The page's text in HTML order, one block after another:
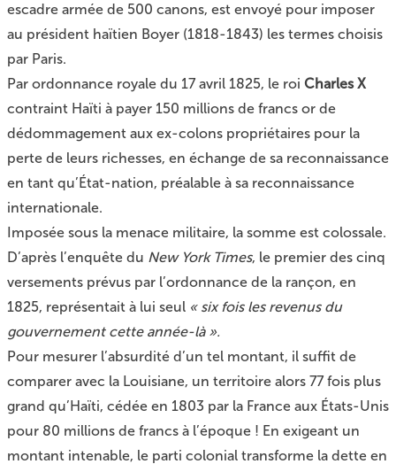
escadre armée de 500 canons, est envoyé pour imposer
au président haïtien Boyer (1818-1843) les termes choisis
par Paris.
Par ordonnance royale du 17 avril 1825, le roi Charles X
contraint Haïti à payer 150 millions de francs or de
dédommagement aux ex-colons propriétaires pour la
perte de leurs richesses, en échange de sa reconnaissance
en tant qu’État-nation, préalable à sa reconnaissance
internationale.
Imposée sous la menace militaire, la somme est colossale.
D’après l’enquête du New York Times, le premier des cinq
versements prévus par l’ordonnance de la rançon, en
1825, représentait à lui seul « six fois les revenus du
gouvernement cette année-là ».
Pour mesurer l’absurdité d’un tel montant, il suffit de
comparer avec la Louisiane, un territoire alors 77 fois plus
grand qu’Haïti, cédée en 1803 par la France aux États-Unis
pour 80 millions de francs à l’époque ! En exigeant un
montant intenable, le parti colonial transforme la dette en